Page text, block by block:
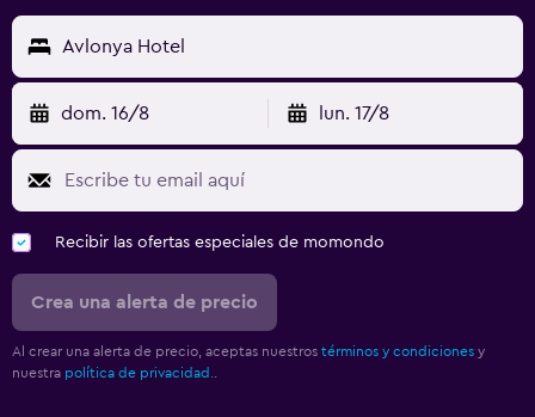
Avlonya Hotel
dom. 16/8 lun. 17/8
Recibir las ofertas especiales de momondo
Crea una alerta de precio
Al crear una alerta de precio, aceptas nuestros términos y condiciones y
nuestra política de privacidad.